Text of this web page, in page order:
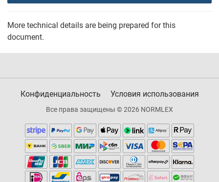
More technical details are being prepared for this
document.
Конфиденциальность Условия использования
Все права защищены © 2026 NORMLEX